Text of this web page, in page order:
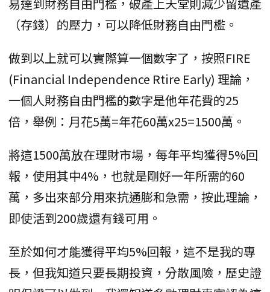
（存錢）的壓力，可以降低財務自由門檻。
做到以上就可以實際算一個數字了，按照FIRE
(Financial Independence Rtire Early) 理論，
一個人財務自由門檻的數字是他年花費的25
倍，舉例：月花5萬=年花60萬x25=1500萬。
將這1500萬放在理財市場，每年平均獲得5%回
報，使用其中4%，也就是剛好一年所需的60
萬，多出來部分用來抗通膨和急需，按此理論，
即使活到200歲還有錢可用。
至於如何才能獲得平均5%回報，這不是我的專
長，但我知道只要長期投資，分散風險，歷史證